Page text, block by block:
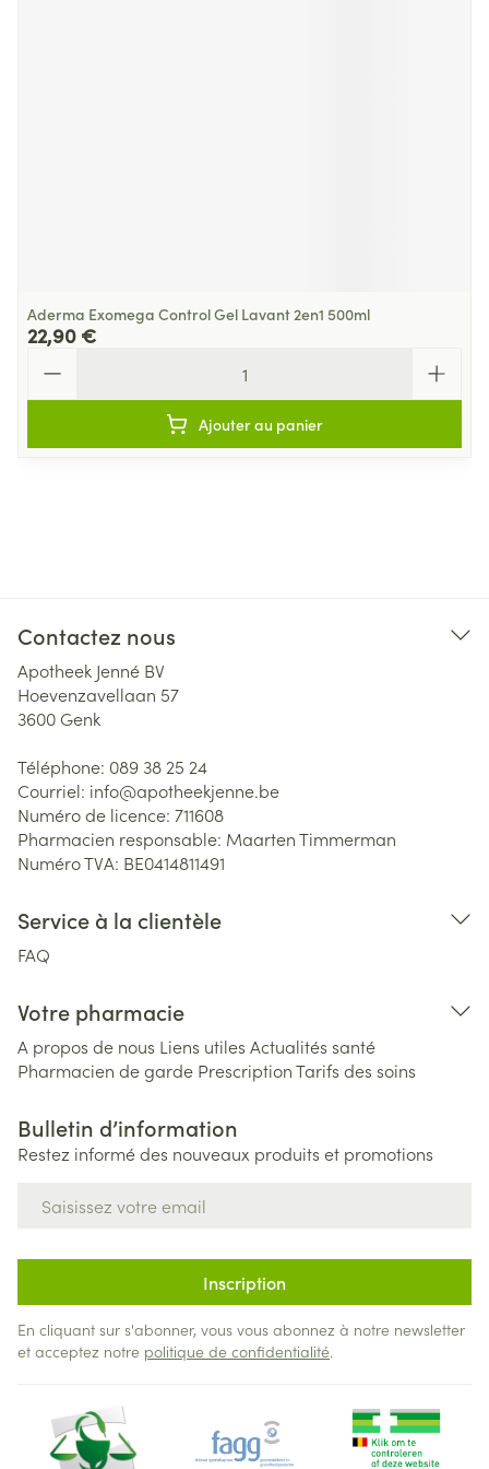
Aderma Exomega Control Gel Lavant 2en1 500ml
22,90 €
Ajouter au panier
Contactez nous
Apotheek Jenné BV
Hoevenzavellaan 57
3600 Genk
Téléphone: 089 38 25 24
Courriel: info@apotheekjenne.be
Numéro de licence: 711608
Pharmacien responsable: Maarten Timmerman
Numéro TVA: BE0414811491
Service à la clientèle
FAQ
Votre pharmacie
A propos de nous Liens utiles Actualités santé
Pharmacien de garde PrescriptionTarifs des soins
Bulletin d’information
Restez informé des nouveaux produits et promotions
Inscription
En cliquant sur s'abonner, vous vous abonnez à notre newsletter
et acceptez notre politique de confidentialité.